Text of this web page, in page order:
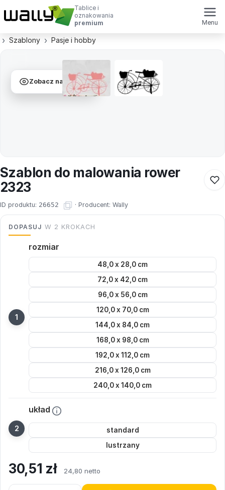
Tablice i
oznakowania
premium
Menu
Szablony Pasje i hobby
Zobacz na ścianie
Szablon do malowania rower
2323
ID produktu: 26652 · Producent: Wally
DOPASUJ W 2 KROKACH
rozmiar
48,0 x 28,0 cm
72,0 x 42,0 cm
96,0 x 56,0 cm
120,0 x 70,0 cm
144,0 x 84,0 cm
168,0 x 98,0 cm
192,0 x 112,0 cm
216,0 x 126,0 cm
240,0 x 140,0 cm
układ
standard
lustrzany
30,51 zł 24,80 netto